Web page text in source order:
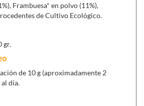
Frambuesa* en polvo (11%),
de Cultivo Ecológico.
gr.
de 10 g (aproximadamente 2
día.